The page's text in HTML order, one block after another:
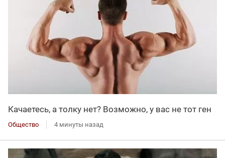
Качаетесь, а толку нет? Возможно, у вас не тот ген
Общество 4 минуты назад